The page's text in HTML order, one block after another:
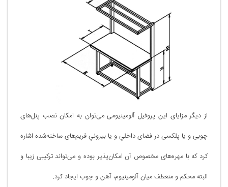
از دیگر مزایای این پروفیل آلومینیومی می‌توان به امکان نصب پنل‌های
چوبی و یا پلکسی در فضای داخلیِ و یا بیرونیِ فریم‌های ساخته‌شده اشاره
کرد که با مهره‌های مخصوص آن امکان‌پذیر بوده و می‌تواند ترکیبی زیبا و
البته محکم و منعطف میان آلومینیوم، آهن و چوب ایجاد کرد.